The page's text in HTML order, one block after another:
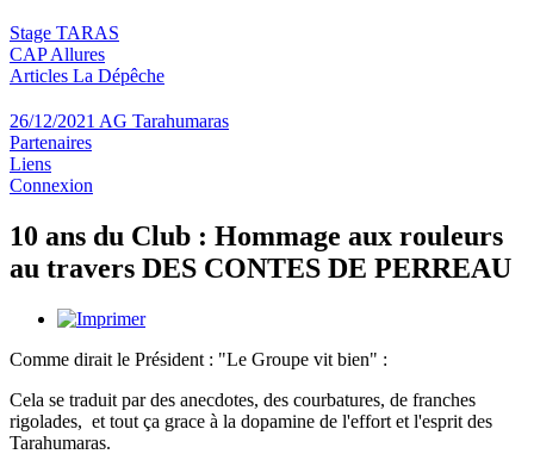
Stage TARAS
CAP Allures
Articles La Dépêche
26/12/2021 AG Tarahumaras
Partenaires
Liens
Connexion
10 ans du Club : Hommage aux rouleurs
au travers DES CONTES DE PERREAU
Comme dirait le Président : "Le Groupe vit bien" :
Cela se traduit par des anecdotes, des courbatures, de franches
rigolades, et tout ça grace à la dopamine de l'effort et l'esprit des
Tarahumaras.